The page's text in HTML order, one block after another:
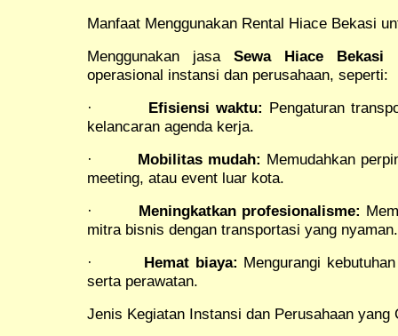
Manfaat Menggunakan Rental Hiace Bekasi
Menggunakan jasa Sewa Hiace Bekasi
operasional instansi dan perusahaan, seperti:
· Efisiensi waktu: Pengaturan
kelancaran agenda kerja.
· Mobilitas mudah: Memudahkan
meeting, atau event luar kota.
· Meningkatkan profesionalisme:
mitra bisnis dengan transportasi yang nyaman.
· Hemat biaya: Mengurangi
serta perawatan.
Jenis Kegiatan Instansi dan Perusahaan